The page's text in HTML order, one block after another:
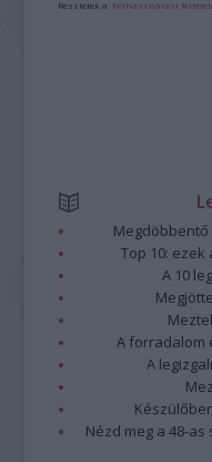
Részletek a Felhasználási
Top 10:
A 10
A forradalom
A
Nézd meg a 48-